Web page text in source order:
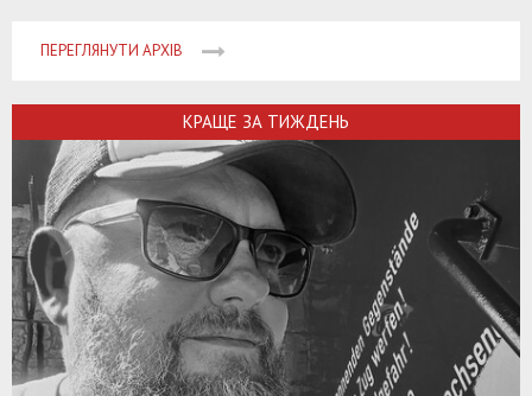
ПЕРЕГЛЯНУТИ АРХІВ
КРАЩЕ ЗА ТИЖДЕНЬ